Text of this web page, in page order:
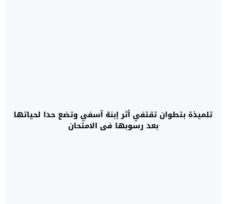
تلميذة بتطوان تقتفي أثر إبنة آسفي وتضع حدا لحياتها
بعد رسوبها في الامتحان